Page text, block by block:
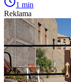
1 min
Reklama